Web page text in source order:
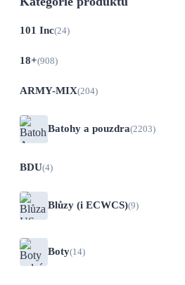
101 Inc(24)
18+(908)
ARMY-MIX(204)
Batohy a pouzdra(2203)
BDU(4)
Blůzy (i ECWCS)(9)
Boty(14)